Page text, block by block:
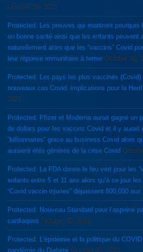
October 30, 2021
Protected: Les preuves qui montrent pourquoi
en bonne santé ainsi que les enfants peuvent
naturellement alors que les “vaccins” Covid
leur réponse immunitaire à terme October 30,
Protected: Les pays les plus vaccinés (Covid)
nouveaux cas Covid: implications pour la
2021
Protected: Pfizer et Moderna aurait gagné un
de dollars pour les vaccins Covid et il y aurait
“billionnaires” grace au business Covid alors
auraient étés générés de la crise Covid
Protected: La FDA donne le feu vert pour les
enfants entre 5 et 11 ans alors qu’à ce jour
“Covid vaccin injuries” dépassent 800,000 aux
Protected: Nouveau Standard pour l’aspirine
cardiaques October 30, 2021
Protected: L’épidémie et la politique du COVID auraient empirées la
pandémie du Diabète October 27, 2021